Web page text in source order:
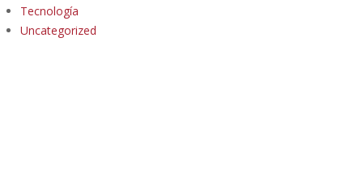
Tecnología
Uncategorized